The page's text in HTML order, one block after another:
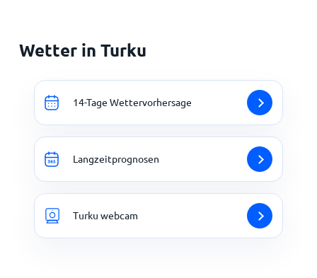
Wetter in Turku
14-Tage Wettervorhersage
Langzeitprognosen
Turku webcam